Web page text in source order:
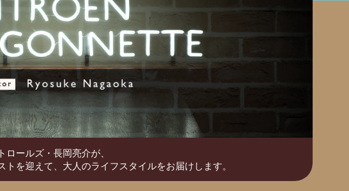
ロールズ・長岡亮介が、
を迎えて、 大人のライフスタイルをお届けします。